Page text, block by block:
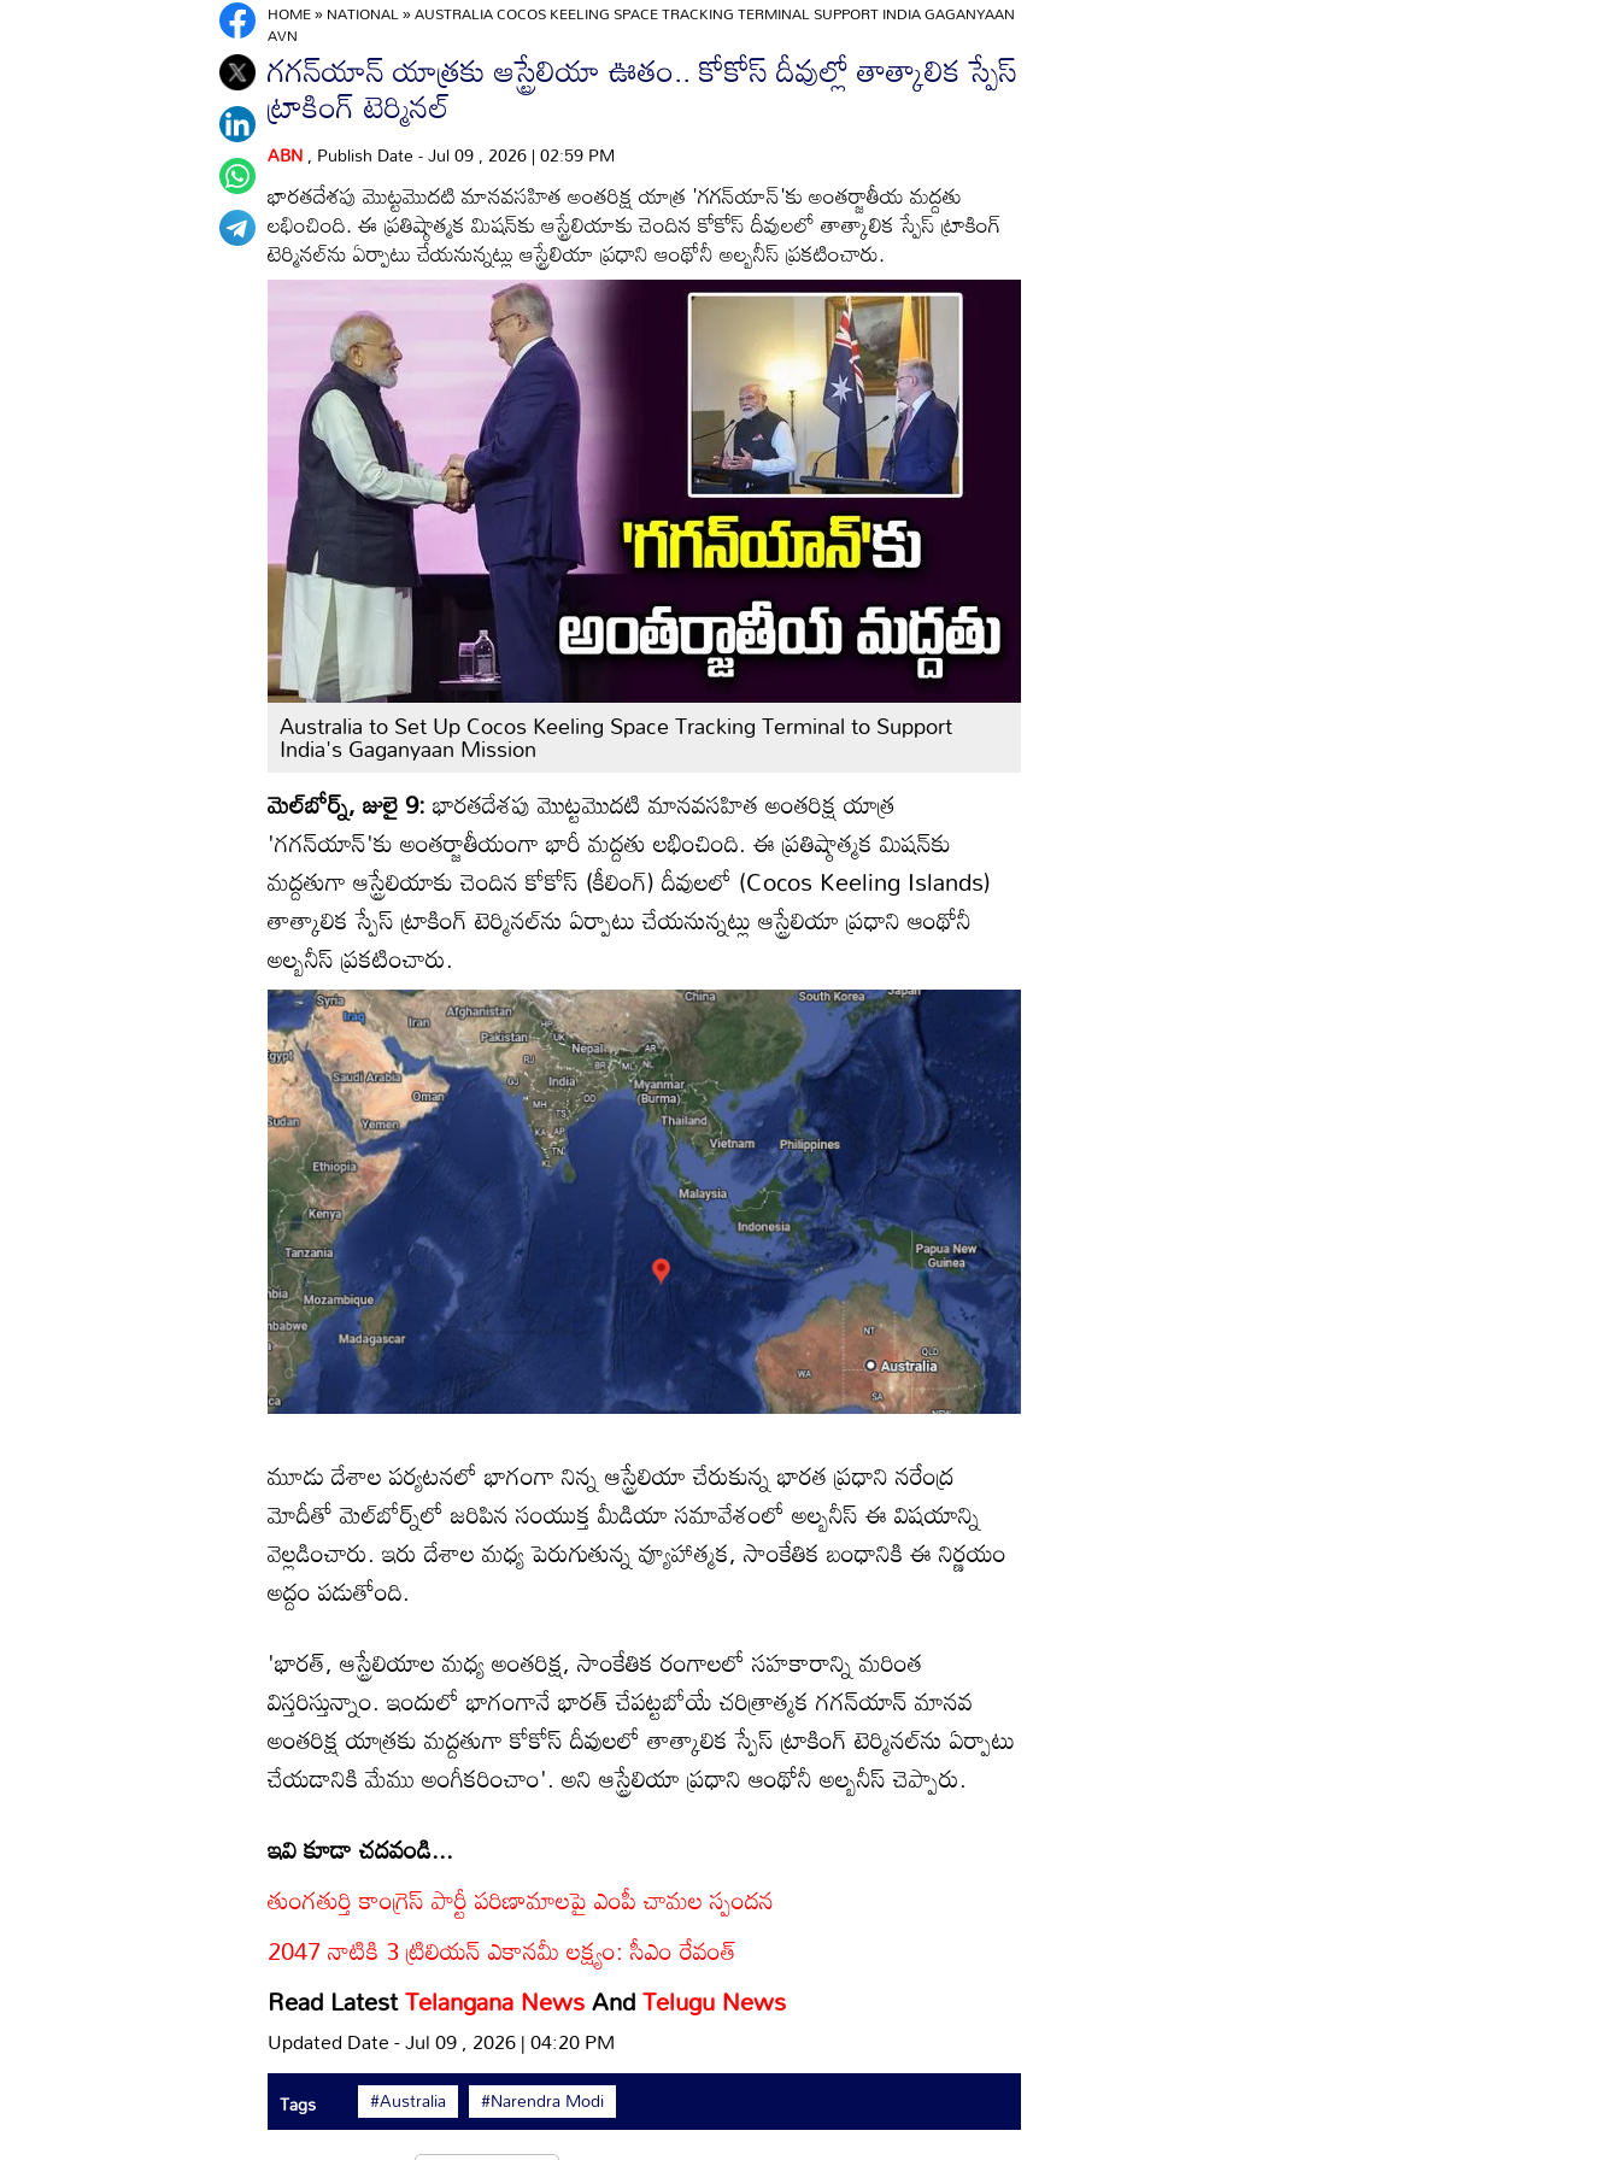
HOME»NATIONAL»AUSTRALIA COCOS KEELING SPACE TRACKING TERMINAL SUPPORT INDIA GAGANYAAN
AVN
గగన్‌యాన్ యాత్రకు ఆస్ట్రేలియా ఊతం.. కోకోస్ దీవుల్లో తాత్కాలిక స్పేస్
ట్రాకింగ్ టెర్మినల్
ABN, Publish Date - Jul 09 , 2026 | 02:59 PM
భారతదేశపు మొట్టమొదటి మానవసహిత అంతరిక్ష యాత్ర 'గగన్‌యాన్'కు అంతర్జాతీయ మద్దతు
లభించింది. ఈ ప్రతిష్ఠాత్మక మిషన్‌కు ఆస్ట్రేలియాకు చెందిన కోకోస్ దీవులలో తాత్కాలిక స్పేస్ ట్రాకింగ్
టెర్మినల్‌ను ఏర్పాటు చేయనున్నట్లు ఆస్ట్రేలియా ప్రధాని ఆంథోనీ అల్బనీస్ ప్రకటించారు.
Australia to Set Up Cocos Keeling Space Tracking Terminal to Support
India's Gaganyaan Mission
మెల్‌బోర్న్, జులై 9:భారతదేశపు మొట్టమొదటి మానవసహిత అంతరిక్ష యాత్ర
'గగన్‌యాన్'కు అంతర్జాతీయంగా భారీ మద్దతు లభించింది. ఈ ప్రతిష్ఠాత్మక మిషన్‌కు
మద్దతుగా ఆస్ట్రేలియాకు చెందిన కోకోస్ (కీలింగ్) దీవులలో (Cocos Keeling Islands)
తాత్కాలిక స్పేస్ ట్రాకింగ్ టెర్మినల్‌ను ఏర్పాటు చేయనున్నట్లు ఆస్ట్రేలియా ప్రధాని ఆంథోనీ
అల్బనీస్ ప్రకటించారు.
మూడు దేశాల పర్యటనలో భాగంగా నిన్న ఆస్ట్రేలియా చేరుకున్న భారత ప్రధాని నరేంద్ర
మోదీతో మెల్‌బోర్న్‌లో జరిపిన సంయుక్త మీడియా సమావేశంలో అల్బనీస్ ఈ విషయాన్ని
వెల్లడించారు. ఇరు దేశాల మధ్య పెరుగుతున్న వ్యూహాత్మక, సాంకేతిక బంధానికి ఈ నిర్ణయం
అద్దం పడుతోంది.
'భారత్, ఆస్ట్రేలియాల మధ్య అంతరిక్ష, సాంకేతిక రంగాలలో సహకారాన్ని మరింత
విస్తరిస్తున్నాం. ఇందులో భాగంగానే భారత్ చేపట్టబోయే చరిత్రాత్మక గగన్‌యాన్ మానవ
అంతరిక్ష యాత్రకు మద్దతుగా కోకోస్ దీవులలో తాత్కాలిక స్పేస్ ట్రాకింగ్ టెర్మినల్‌ను ఏర్పాటు
చేయడానికి మేము అంగీకరించాం'. అని ఆస్ట్రేలియా ప్రధాని ఆంథోనీ అల్బనీస్ చెప్పారు.
ఇవి కూడా చదవండి...
తుంగతుర్తి కాంగ్రెస్ పార్టీ పరిణామాలపై ఎంపీ చామల స్పందన
2047 నాటికి 3 ట్రిలియన్ ఎకానమీ లక్ష్యం: సీఎం రేవంత్
Read LatestTelangana NewsAndTelugu News
Updated Date - Jul 09 , 2026 | 04:20 PM
Tags #Australia #Narendra Modi